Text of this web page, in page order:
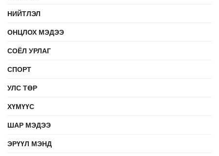
НИЙТЛЭЛ
ОНЦЛОХ МЭДЭЭ
СОЁЛ УРЛАГ
СПОРТ
УЛС ТӨР
ХҮМҮҮС
ШАР МЭДЭЭ
ЭРҮҮЛ МЭНД